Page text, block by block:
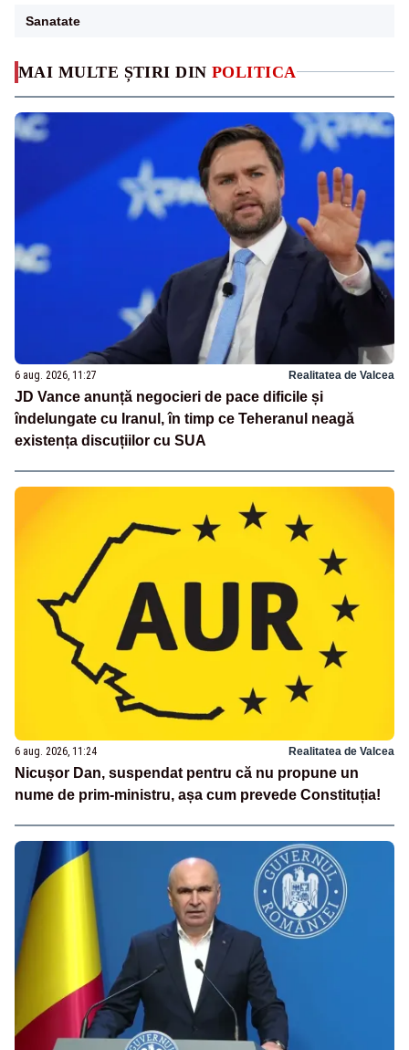
MAI MULTE ȘTIRI DIN POLITICA
6 aug. 2026, 11:27 Realitatea de Valcea
JD Vance anunță negocieri de pace dificile și
îndelungate cu Iranul, în timp ce Teheranul neagă
existența discuțiilor cu SUA
6 aug. 2026, 11:24 Realitatea de Valcea
Nicușor Dan, suspendat pentru că nu propune un
nume de prim-ministru, așa cum prevede Constituția!
Sanatate